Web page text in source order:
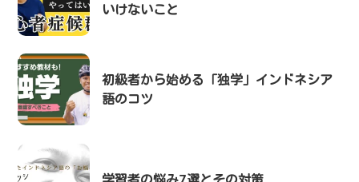
いけないこと
初級者から始める「独学」インドネシア
語のコツ